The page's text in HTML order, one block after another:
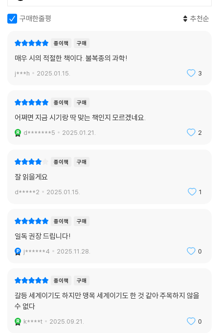
을 지적한다. 그동안의 연구로는 “사람들이 명령에 따를 때 잔혹 행위를 저
출발한 저자는 밀그램 연구에 인지신경과학을 결합한 실험을 고안해 낸다.
즉 “다른 사람에게 고통을 주는 명령에 복종하기로 동의했을 때 그들의 뇌
에서 무슨 일이 일어나는지”를 확인한 것이다. 그리고 신경학적 수준에서
일어나는 복종의 메커니즘을 파악해 파괴적인 복종을 방지할 수 있는 단서
『명령에 따랐을 뿐!?』에서 에밀리 캐스파는 명령에 따르는 우리 행동의 신
경적 뿌리를 찾아내는 자신의 연구를 빠짐없이 소개하고 있다. 2016년부
터 시작된 다수의 실험에서 저자는 복종하는 사람의 뇌에서 주체의식 즉
어지는 현상을 확인했다. 각각의 연구 결과는 다양한 가설과 관련 자료들
의 면밀한 분석을 통해 타당성을 확보한다. 결과적으로 저자의 연구는 뇌
영역별 기존 신경과학의 연구 내용과 호응하며 이미 밝혀진 인간적 특성에
대한 이해를 보다 선명하게 드러내는 한편 명령에 따르고 복종하는 인간
집단적 폭력 현상을 설명하는
나쁜 지도자입니다. 맞아요. 이 일을 일으킨 것은 우리가 아니라 지도자였
습니다.”
『명령에 따랐을 뿐!?』은 단순히 연구 결과를 나열한 책이 아니다. 명령에
복종할 때 일어나는 개인의 신경적 작용은 기존 사회?심리학적 연구들에
구매한줄평 추천순
종이책 구매
매우 시의 적절한 책이다. 불복종의 과학!
j***h 2025.01.15. 3
종이책 구매
어쩌면 지금 시기랑 딱 맞는 책인지 모르겠네요.
d*******5 2025.01.21. 2
종이책 구매
잘 읽을게요
d*****2 2025.01.15. 1
종이책 구매
일독 권장 드립니다!
j******4 2025.11.28. 0
종이책 구매
갈등 세계이기도 하지만 맹목 세계이기도 한 것 같아 주목하지 않을
수 없다
k****t 2025.09.21. 0